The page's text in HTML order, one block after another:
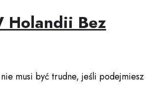
Holandii Bez
musi być trudne, jeśli podejmiesz